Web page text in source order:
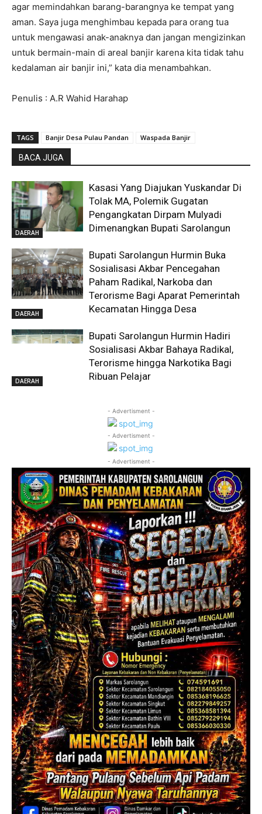
agar memindahkan barang-barangnya ke tempat yang
aman. Saya juga menghimbau kepada para orang tua
untuk mengawasi anak-anaknya dan jangan mengizinkan
untuk bermain-main di areal banjir karena kita tidak tahu
kedalaman air banjir ini,” kata dia menambahkan.
Penulis : A.R Wahid Harahap
TAGS Banjir Desa Pulau Pandan Waspada Banjir
BACA JUGA
DAERAH
Kasasi Yang Diajukan Yuskandar Di
Tolak MA, Polemik Gugatan
Pengangkatan Dirpam Mulyadi
Dimenangkan Bupati Sarolangun
DAERAH
Bupati Sarolangun Hurmin Buka
Sosialisasi Akbar Pencegahan
Paham Radikal, Narkoba dan
Terorisme Bagi Aparat Pemerintah
Kecamatan Hingga Desa
DAERAH
Bupati Sarolangun Hurmin Hadiri
Sosialisasi Akbar Bahaya Radikal,
Terorisme hingga Narkotika Bagi
Ribuan Pelajar
- Advertisment -
- Advertisment -
- Advertisment -